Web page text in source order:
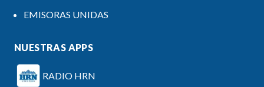
EMISORAS UNIDAS
NUESTRAS APPS
RADIO HRN